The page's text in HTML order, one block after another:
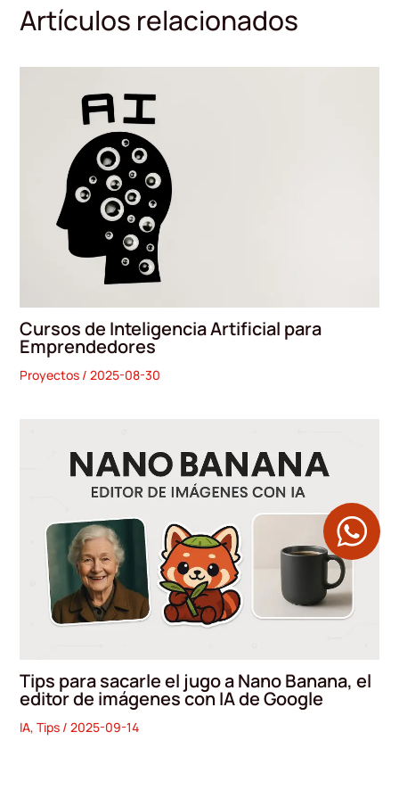
Artículos relacionados
Cursos de Inteligencia Artificial para
Emprendedores
Proyectos/ 2025-08-30
Tips para sacarle el jugo a Nano Banana, el
editor de imágenes con IA de Google
IA, Tips/ 2025-09-14